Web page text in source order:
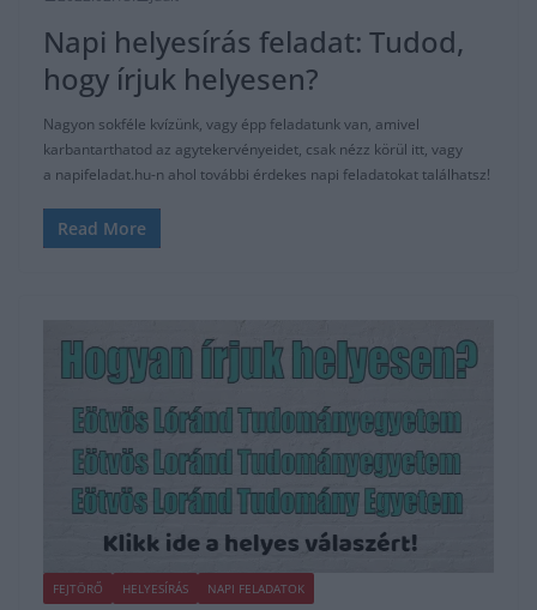
Napi helyesírás feladat: Tudod,
hogy írjuk helyesen?
Nagyon sokféle kvízünk, vagy épp feladatunk van, amivel
karbantarthatod az agytekervényeidet, csak nézz körül itt, vagy
a napifeladat.hu-n ahol további érdekes napi feladatokat találhatsz!
Read More
FEJTÖRŐ HELYESÍRÁS NAPI FELADATOK